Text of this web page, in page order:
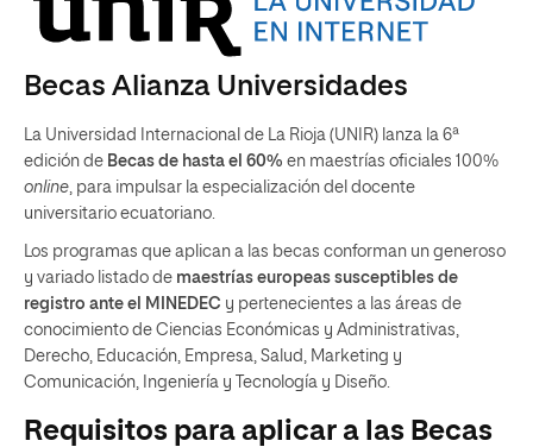
Becas Alianza Universidades
La Universidad Internacional de La Rioja (UNIR) lanza la 6ª
edición de Becas de hasta el 60% en maestrías oficiales 100%
online , para impulsar la especialización del docente
universitario ecuatoriano.
Los programas que aplican a las becas conforman un generoso
y variado listado de maestrías europeas susceptibles de
registro ante el MINEDEC y pertenecientes a las áreas de
conocimiento de Ciencias Económicas y Administrativas,
Derecho, Educación, Empresa, Salud, Marketing y
Comunicación, Ingeniería y Tecnología y Diseño.
Requisitos para aplicar a las Becas